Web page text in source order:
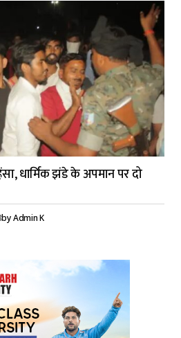
धार्मिक झंडे के अपमान पर दो
byAdmin K